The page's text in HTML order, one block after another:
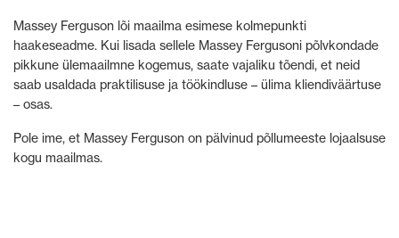
Massey Ferguson lõi maailma esimese kolmepunkti
haakeseadme. Kui lisada sellele Massey Fergusoni põlvkondade
pikkune ülemaailmne kogemus, saate vajaliku tõendi, et neid
saab usaldada praktilisuse ja töökindluse – ülima kliendiväärtuse
– osas.
Pole ime, et Massey Ferguson on pälvinud põllumeeste lojaalsuse
kogu maailmas.